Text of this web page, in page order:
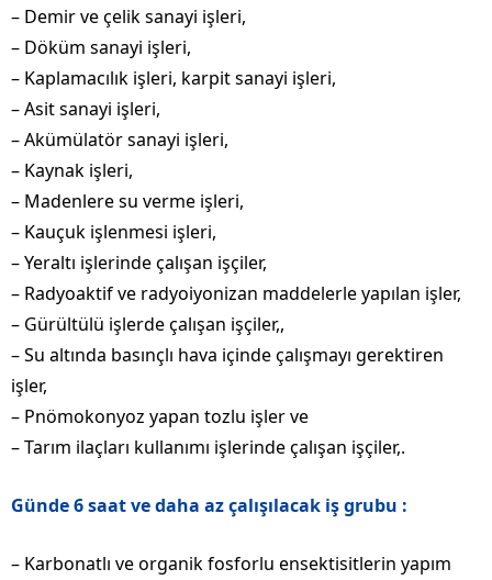
– Demir ve çelik sanayi işleri,
– Döküm sanayi işleri,
– Kaplamacılık işleri, karpit sanayi işleri,
– Asit sanayi işleri,
– Akümülatör sanayi işleri,
– Kaynak işleri,
– Madenlere su verme işleri,
– Kauçuk işlenmesi işleri,
– Yeraltı işlerinde çalışan işçiler,
– Radyoaktif ve radyoiyonizan maddelerle yapılan işler,
– Gürültülü işlerde çalışan işçiler,,
– Su altında basınçlı hava içinde çalışmayı gerektiren
işler,
– Pnömokonyoz yapan tozlu işler ve
– Tarım ilaçları kullanımı işlerinde çalışan işçiler,.
Günde 6 saat ve daha az çalışılacak iş grubu :
– Karbonatlı ve organik fosforlu ensektisitlerin yapım